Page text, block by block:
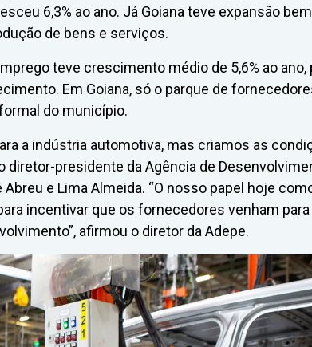
6,3% ao ano. Já Goiana teve expansão
de bens e serviços.
teve crescimento médio de 5,6% ao ano,
Em Goiana, só o parque de
do município.
a indústria automotiva, mas criamos as
diretor-presidente da Agência de
e Lima Almeida. “O nosso papel hoje
incentivar que os fornecedores venham
afirmou o diretor da Adepe.